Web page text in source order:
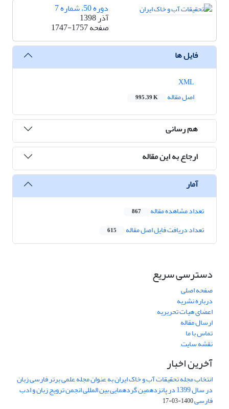
دوره 50، شماره 7
آذر 1398
صفحه1747-1757
فایل ها
اصل مقاله
995.39 K
هم رسانی
ارجاع به این مقاله
آمار
تعداد مشاهده مقاله 867
تعداد دریافت فایل اصل مقاله 615
دسترسی سریع
صفحه اصلی
درباره نشریه
اعضای هیات تحریریه
ارسال مقاله
تماس با ما
نقشه سایت
آخرین اخبار
انتخاب مجله تحقیقات آب و خاک ایران به عنوان مجله علمی برتر فارسی زبان
در سال 1399 در پانزدهمین گردهمایی بین المللی انجمن ترویج زبان و ادب
فارسی1400-03-17